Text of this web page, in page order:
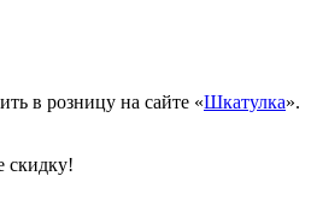
в розницу на сайте «Шкатулка».
скидку!